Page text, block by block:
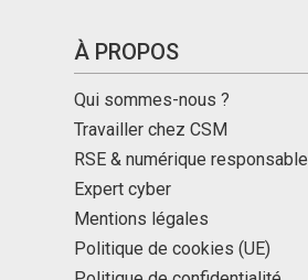
À PROPOS
Qui sommes-nous ?
Travailler chez CSM
RSE & numérique responsable
Expert cyber
Mentions légales
Politique de cookies (UE)